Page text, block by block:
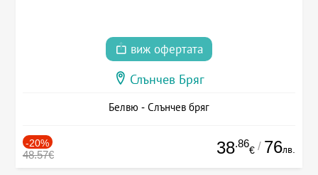
виж офертата
Слънчев Бряг
Белвю - Слънчев бряг
-20%
48.57€ 38.86
€ / 76лв.